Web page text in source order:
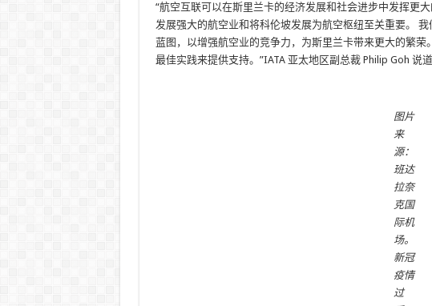
“航空互联可以在斯里兰卡的经济发展和社会进步中发挥更
发展强大的航空业和将科伦坡发展为航空枢纽至关重要。
蓝图，以增强航空业的竞争力，为斯里兰卡带来更大的繁荣
最佳实践来提供支持。”IATA 亚太地区副总裁 Philip Goh 说道
图片
来
源：
班达
拉奈
克国
际机
场。
新冠
疫情
过